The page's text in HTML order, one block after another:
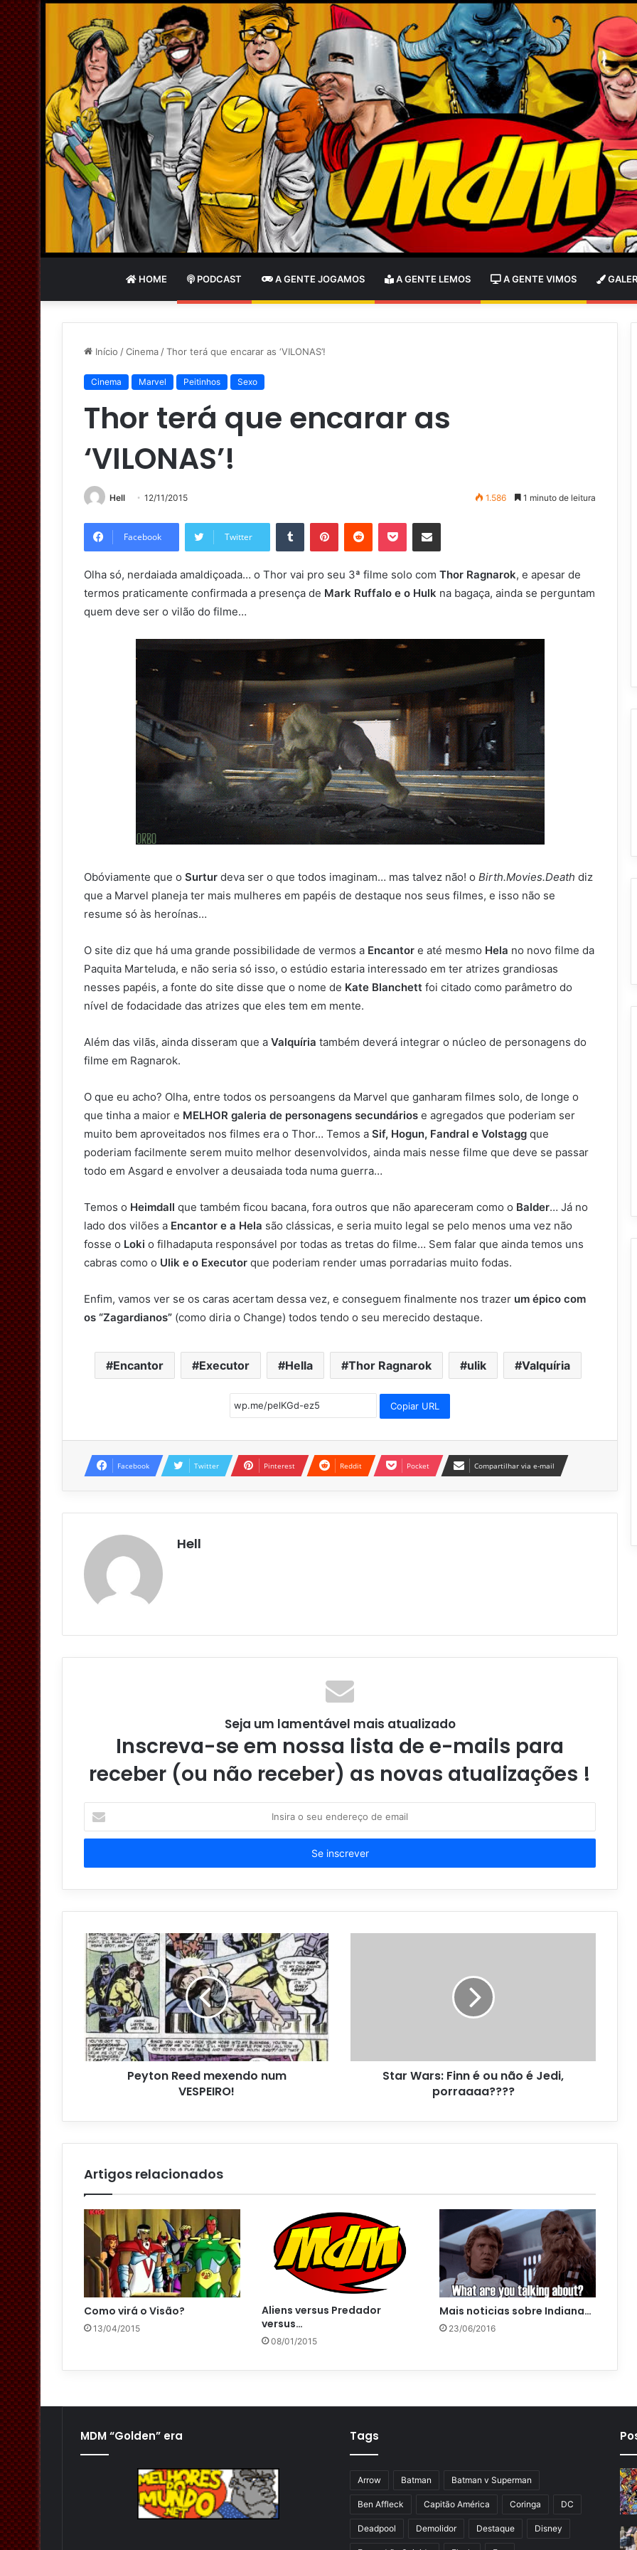
HOME PODCAST A GENTE JOGAMOS A GENTE LEMOS A GENTE VIMOS
Início /Cinema /Thor terá que encarar as ‘VILONAS’!
Cinema Marvel Peitinhos Sexo
Thor terá que encarar as
‘VILONAS’!
Hell 12/11/2015 1.586 1 minuto de leitura
Facebook Twitter
Olha só, nerdaiada amaldiçoada… o Thor vai pro seu 3ª filme solo com Thor Ragnarok, e apesar de
termos praticamente confirmada a presença de Mark Ruffalo e o Hulk na bagaça, ainda se perguntam
quem deve ser o vilão do filme…
Obóviamente que o Surtur deva ser o que todos imaginam… mas talvez não! o Birth.Movies.Death diz
que a Marvel planeja ter mais mulheres em papéis de destaque nos seus filmes, e isso não se
resume só às heroínas…
O site diz que há uma grande possibilidade de vermos a Encantor e até mesmo Hela no novo filme da
Paquita Marteluda, e não seria só isso, o estúdio estaria interessado em ter atrizes grandiosas
nesses papéis, a fonte do site disse que o nome de Kate Blanchett foi citado como parâmetro do
nível de fodacidade das atrizes que eles tem em mente.
Além das vilãs, ainda disseram que a Valquíria também deverá integrar o núcleo de personagens do
filme em Ragnarok.
O que eu acho? Olha, entre todos os persoangens da Marvel que ganharam filmes solo, de longe o
que tinha a maior e MELHOR galeria de personagens secundários e agregados que poderiam ser
muito bem aproveitados nos filmes era o Thor… Temos a Sif, Hogun, Fandral e Volstagg que
poderiam facilmente serem muito melhor desenvolvidos, ainda mais nesse filme que deve se passar
todo em Asgard e envolver a deusaiada toda numa guerra…
Temos o Heimdall que também ficou bacana, fora outros que não apareceram como o Balder… Já no
lado dos vilões a Encantor e a Hela são clássicas, e seria muito legal se pelo menos uma vez não
fosse o Loki o filhadaputa responsável por todas as tretas do filme… Sem falar que ainda temos uns
cabras como o Ulik e o Executor que poderiam render umas porradarias muito fodas.
Enfim, vamos ver se os caras acertam dessa vez, e conseguem finalmente nos trazer um épico com
os “Zagardianos” (como diria o Change) todos tendo o seu merecido destaque.
Encantor Executor Hella Thor Ragnarok ulik Valquíria
Copiar URL
Facebook Twitter Pinterest Reddit Pocket Compartilhar via e-mail
Hell
Seja um lamentável mais atualizado
Inscreva-se em nossa lista de e-mails para
receber (ou não receber) as novas atualizações !
s
r
s
u
e
n
d
e
r
e
ç
o
m
Peyton Reed mexendo num
VESPEIRO!
Star Wars: Finn é ou não é Jedi,
porraaaa????
Artigos relacionados
Como virá o Visão?
13/04/2015
Aliens versus Predador
versus…
08/01/2015
Mais noticias sobre Indiana…
23/06/2016
MDM “Golden” era Tags
Arrow Batman Batman v Superman
Ben Affleck Capitão América Coringa DC
Deadpool Demolidor Destaque Disney